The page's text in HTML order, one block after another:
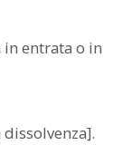
in entrata o in